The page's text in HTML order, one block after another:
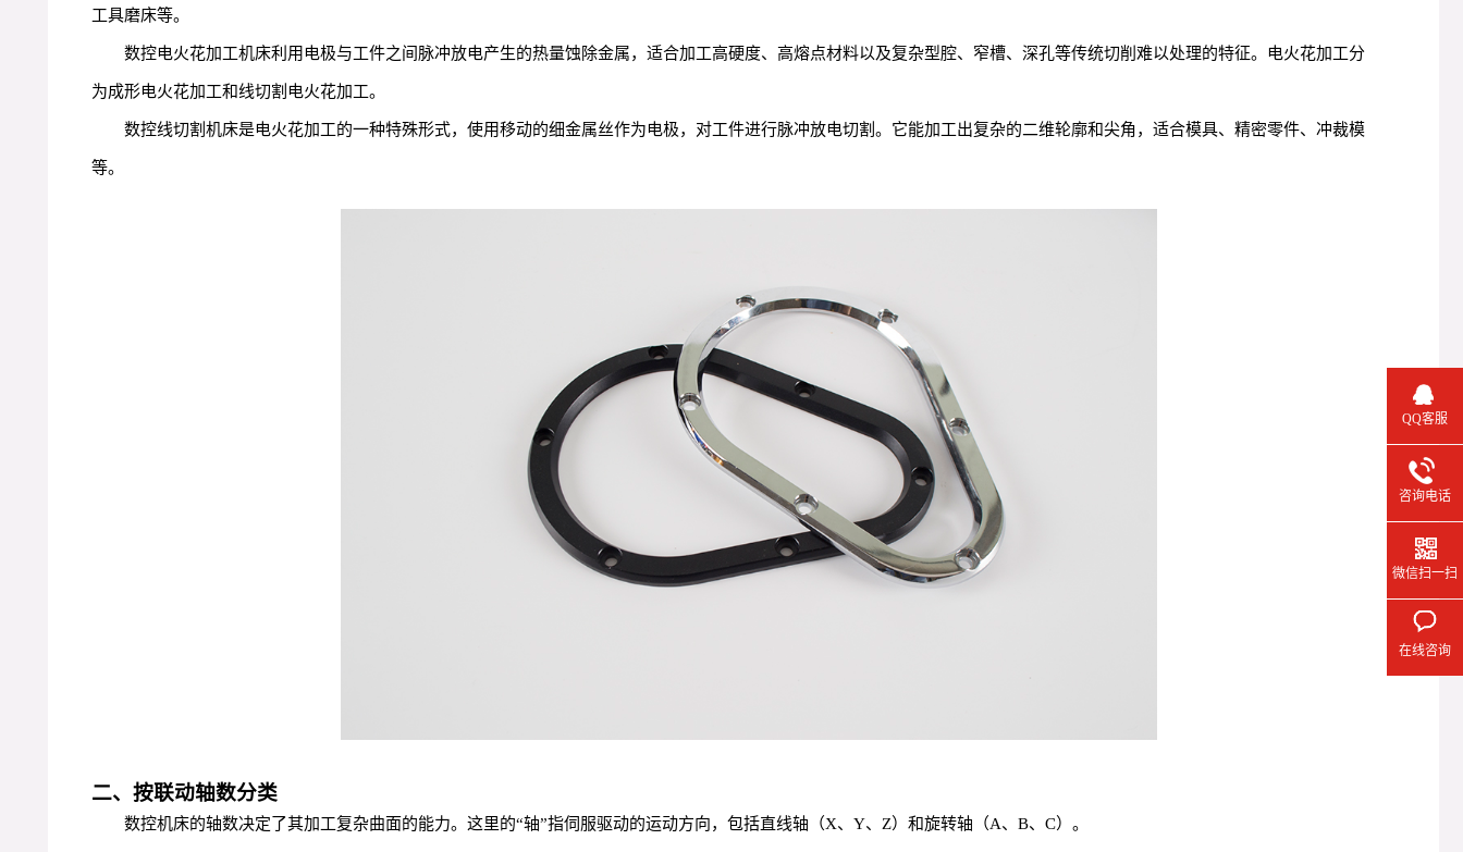
工具磨床等。
数控电火花加工机床利用电极与工件之间脉冲放电产生的热量蚀除金属，适合加工高硬度、高熔点材料以及复杂型腔、窄槽、深孔等传统切削难以处理的特征。电火花加工分
为成形电火花加工和线切割电火花加工。
数控线切割机床是电火花加工的一种特殊形式，使用移动的细金属丝作为电极，对工件进行脉冲放电切割。它能加工出复杂的二维轮廓和尖角，适合模具、精密零件、冲裁模
等。
二、按联动轴数分类
数控机床的轴数决定了其加工复杂曲面的能力。这里的“轴”指伺服驱动的运动方向，包括直线轴（X、Y、Z）和旋转轴（A、B、C）。
QQ客服
咨询电话
微信扫一扫
在线咨询